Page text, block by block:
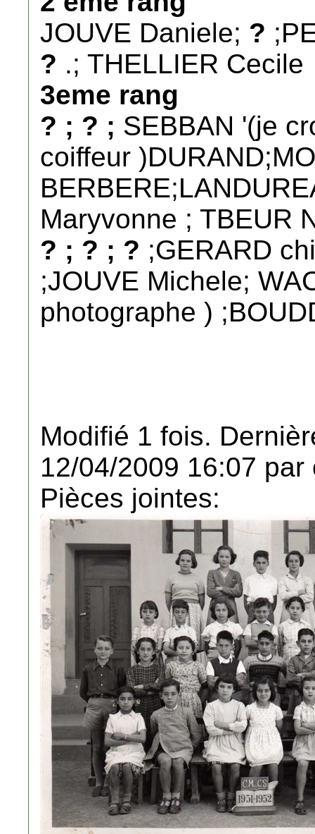
JOUVE Daniele; ?
? .; THELLIER Cecile
3eme rang
? ; ? ; SEBBAN '(je
coiffeur
Maryvonne ; TBEUR
? ; ? ; ? ;GERARD
;JOUVE Michele;
photographe )
Modifié 1 fois.
12/04/2009 16:07 par
Pièces jointes: